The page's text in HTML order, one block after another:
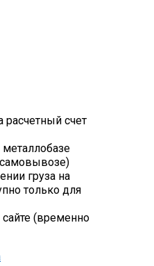
расчетный счет
груза на
только для
(временно